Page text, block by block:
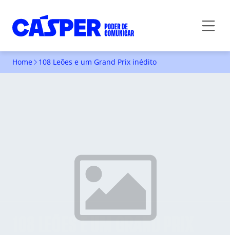
Home 108 Leões e um Grand Prix inédito
108 LEÕES E UM GRAND PRIX